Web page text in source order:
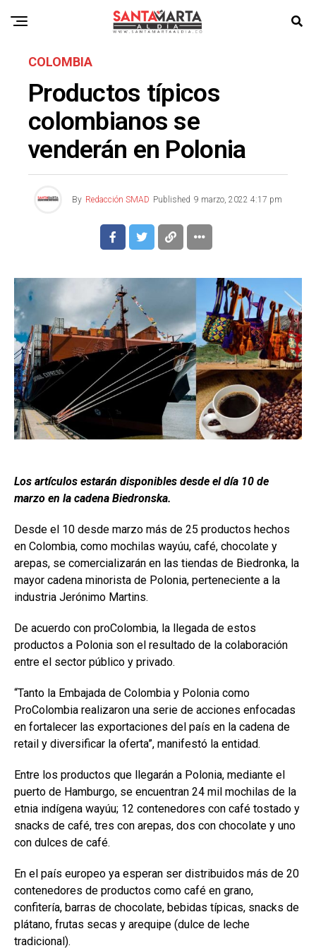
COLOMBIA
Productos típicos
colombianos se
venderán en Polonia
By Redacción SMAD Published 9 marzo, 2022 4:17 pm
Los artículos estarán disponibles desde el día 10 de
marzo en la cadena Biedronska.
Desde el 10 desde marzo más de 25 productos hechos
en Colombia, como mochilas wayúu, café, chocolate y
arepas, se comercializarán en las tiendas de Biedronka, la
mayor cadena minorista de Polonia, perteneciente a la
industria Jerónimo Martins.
De acuerdo con proColombia, la llegada de estos
productos a Polonia son el resultado de la colaboración
entre el sector público y privado.
“Tanto la Embajada de Colombia y Polonia como
ProColombia realizaron una serie de acciones enfocadas
en fortalecer las exportaciones del país en la cadena de
retail y diversificar la oferta”, manifestó la entidad.
Entre los productos que llegarán a Polonia, mediante el
puerto de Hamburgo, se encuentran 24 mil mochilas de la
etnia indígena wayúu; 12 contenedores con café tostado y
snacks de café, tres con arepas, dos con chocolate y uno
con dulces de café.
En el país europeo ya esperan ser distribuidos más de 20
contenedores de productos como café en grano,
confitería, barras de chocolate, bebidas típicas, snacks de
plátano, frutas secas y arequipe (dulce de leche
tradicional).